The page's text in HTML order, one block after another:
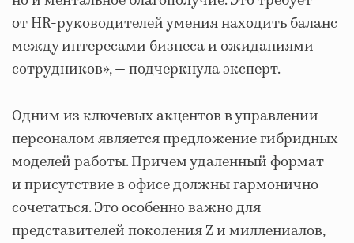
от HR-руководителей умения находить баланс
между интересами бизнеса и ожиданиями
сотрудников», — подчеркнула эксперт.
Одним из ключевых акцентов в управлении
персоналом является предложение гибридных
моделей работы. Причем удаленный формат
и присутствие в офисе должны гармонично
сочетаться. Это особенно важно для
представителей поколения Z и миллениалов,